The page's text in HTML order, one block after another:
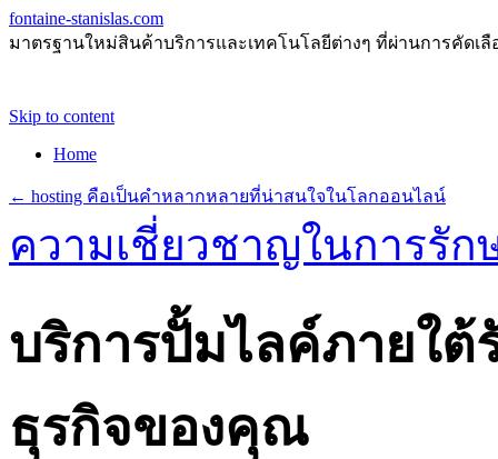
fontaine-stanislas.com
มาตรฐานใหม่สินค้าบริการและเทคโนโลยีต่างๆ ที่ผ่านการคัด
Skip to content
Home
← hosting คือเป็นคำหลากหลายที่น่าสนใจในโลกออนไลน์
ความเชี่ยวชาญในการรั
บริการปั้มไลค์ภายใต้
ธุรกิจของคุณ